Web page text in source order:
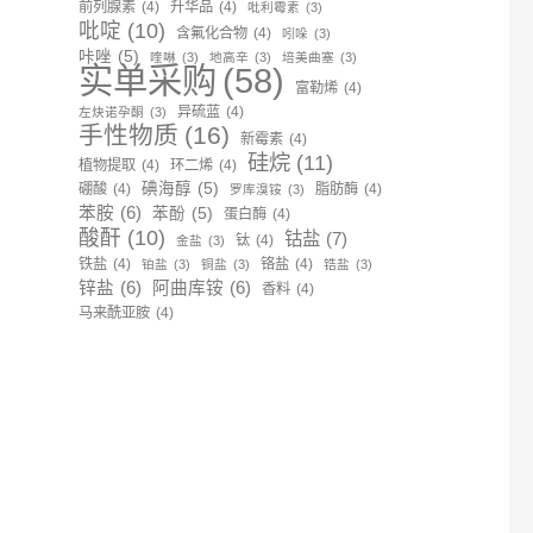
前列腺素 (4) 升华品 (4) 吡利霉素 (3)
吡啶 (10) 含氟化合物 (4) 吲哚 (3)
咔唑 (5) 喹啉 (3) 地高辛 (3) 培美曲塞 (3)
实单采购 (58) 富勒烯 (4)
左炔诺孕酮 (3) 异硫蓝 (4)
手性物质 (16) 新霉素 (4)
植物提取 (4) 环二烯 (4) 硅烷 (11)
硼酸 (4) 碘海醇 (5) 罗库溴铵 (3) 脂肪酶 (4)
苯胺 (6) 苯酚 (5) 蛋白酶 (4)
酸酐 (10) 金盐 (3) 钛 (4) 钴盐 (7)
铁盐 (4) 铂盐 (3) 铜盐 (3) 铬盐 (4) 锆盐 (3)
锌盐 (6) 阿曲库铵 (6) 香料 (4)
马来酰亚胺 (4)